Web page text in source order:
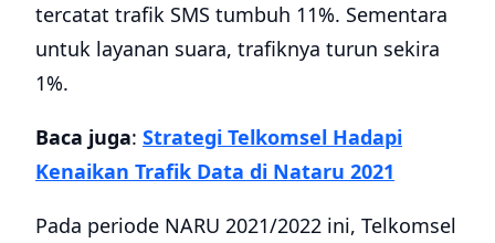
tercatat trafik SMS tumbuh 11%. Sementara
untuk layanan suara, trafiknya turun sekira
1%.
Baca juga: Strategi Telkomsel Hadapi
Kenaikan Trafik Data di Nataru 2021
Pada periode NARU 2021/2022 ini, Telkomsel